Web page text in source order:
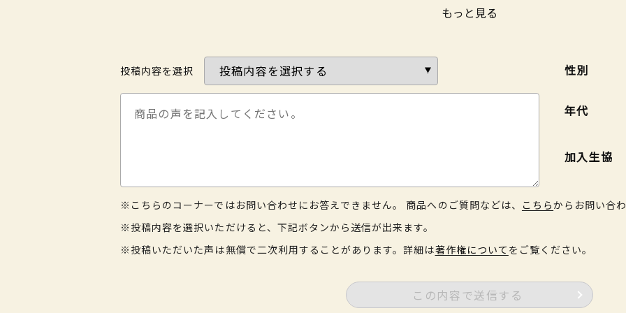
もっと見る
投稿内容を選択 性別
年代
加入生協
※こちらのコーナーではお問い合わせにお答えできません。 商品へのご質問などは、 こちらからお問い合
※投稿内容を選択いただけると、下記ボタンから送信が出来ます。
※投稿いただいた声は無償で二次利用することがあります。詳細は著作権について をご覧ください。
この内容で送信する